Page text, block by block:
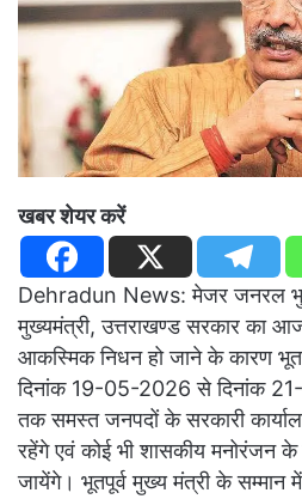
खबर शेयर करें
Dehradun News: मेजर जनरल
मुख्यमंत्री, उत्तराखण्ड सरकार का
आकस्मिक निधन हो जाने के कारण
दिनांक 19-05-2026 से दिनांक
तक समस्त जनपदों के सरकारी
रहेंगे एवं कोई भी शासकीय मनोरंजन
जायेंगे। भूतपूर्व मुख्य मंत्री के